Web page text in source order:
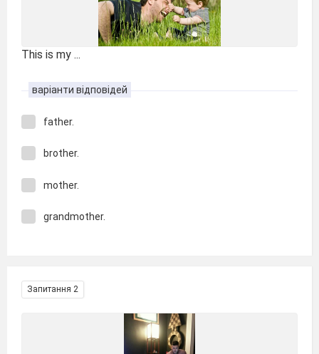
This is my ...
варіанти відповідей
father.
brother.
mother.
grandmother.
Запитання 2